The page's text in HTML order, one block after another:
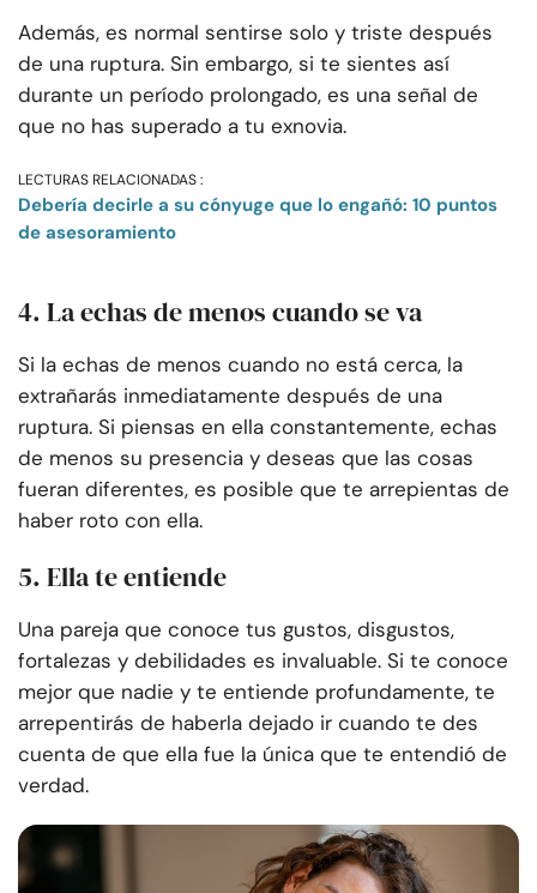
Además, es normal sentirse solo y triste después
de una ruptura. Sin embargo, si te sientes así
durante un período prolongado, es una señal de
que no has superado a tu exnovia.
LECTURAS RELACIONADAS :
Debería decirle a su cónyuge que lo engañó: 10 puntos
de asesoramiento
4. La echas de menos cuando se va
Si la echas de menos cuando no está cerca, la
extrañarás inmediatamente después de una
ruptura. Si piensas en ella constantemente, echas
de menos su presencia y deseas que las cosas
fueran diferentes, es posible que te arrepientas de
haber roto con ella.
5. Ella te entiende
Una pareja que conoce tus gustos, disgustos,
fortalezas y debilidades es invaluable. Si te conoce
mejor que nadie y te entiende profundamente, te
arrepentirás de haberla dejado ir cuando te des
cuenta de que ella fue la única que te entendió de
verdad.